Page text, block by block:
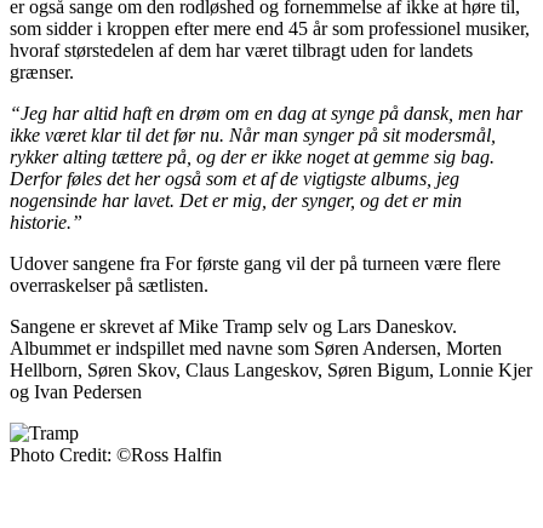
er også sange om den rodløshed og fornemmelse af ikke at høre til,
som sidder i kroppen efter mere end 45 år som professionel musiker,
hvoraf størstedelen af dem har været tilbragt uden for landets
grænser.
“Jeg har altid haft en drøm om en dag at synge på dansk, men har
ikke været klar til det før nu. Når man synger på sit modersmål,
rykker alting tættere på, og der er ikke noget at gemme sig bag.
Derfor føles det her også som et af de vigtigste albums, jeg
nogensinde har lavet. Det er mig, der synger, og det er min
historie.”
Udover sangene fra For første gang vil der på turneen være flere
overraskelser på sætlisten.
Sangene er skrevet af Mike Tramp selv og Lars Daneskov.
Albummet er indspillet med navne som Søren Andersen, Morten
Hellborn, Søren Skov, Claus Langeskov, Søren Bigum, Lonnie Kjer
og Ivan Pedersen
Photo Credit: ©Ross Halfin